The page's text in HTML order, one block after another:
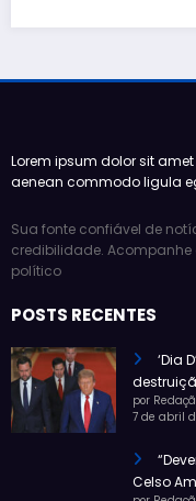
Lorem ipsum dolor sit
aenean commodo ligula
Sua fonte confiável de
credibilidade.
político
POSTS RECENTES
‘Dia
por
7 de abril
Celso